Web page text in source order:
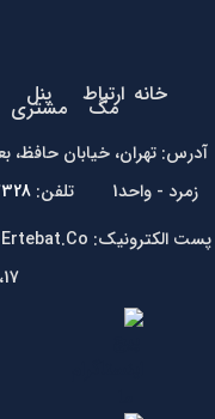
خانه ارتباط
مگ پنل
مشتری
زمرد - واحد1 تلفن:
17، پنجشنبه 9 الی 13